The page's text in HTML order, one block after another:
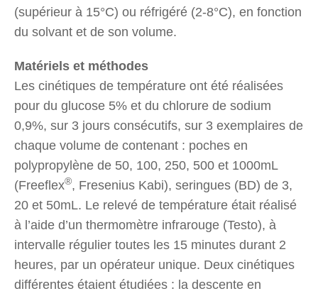
(supérieur à 15°C) ou réfrigéré (2-8°C), en fonction
du solvant et de son volume.
Matériels et méthodes
Les cinétiques de température ont été réalisées
pour du glucose 5% et du chlorure de sodium
0,9%, sur 3 jours consécutifs, sur 3 exemplaires de
chaque volume de contenant : poches en
polypropylène de 50, 100, 250, 500 et 1000mL
(Freeflex®, Fresenius Kabi), seringues (BD) de 3,
20 et 50mL. Le relevé de température était réalisé
à l’aide d’un thermomètre infrarouge (Testo), à
intervalle régulier toutes les 15 minutes durant 2
heures, par un opérateur unique. Deux cinétiques
différentes étaient étudiées : la descente en